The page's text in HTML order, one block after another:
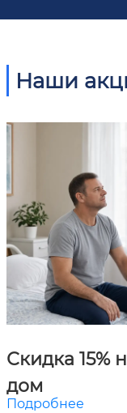
Наши
Скидка 15%
дом
Подробнее